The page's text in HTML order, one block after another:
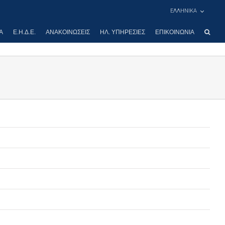
ΕΛΛΗΝΙΚΑ
Ε.Η.Δ.Ε. ΑΝΑΚΟΙΝΏΣΕΙΣ ΗΛ. ΥΠΗΡΕΣΊΕΣ ΕΠΙΚΟΙΝΩΝΊΑ